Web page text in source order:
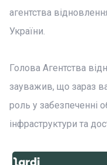
агентства
України.
Голова Агентства
зауважив, що зараз
роль у забезпеченні
інфраструктури та